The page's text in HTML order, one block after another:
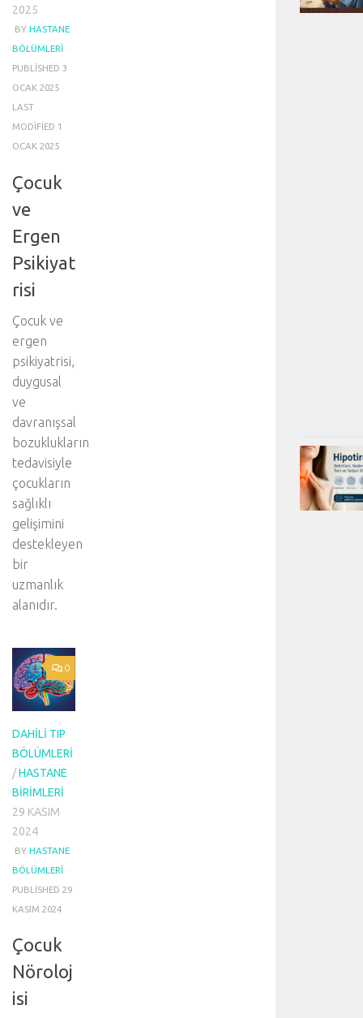
2025
BY HASTANE
BÖLÜMLERI ·
PUBLISHED 3
OCAK 2025 ·
LAST
MODIFIED 1
OCAK 2025
Çocuk
ve
Ergen
Psikiyat
risi
Çocuk ve
ergen
psikiyatrisi,
duygusal
ve
davranışsal
bozuklukların
tedavisiyle
çocukların
sağlıklı
gelişimini
destekleyen
bir
uzmanlık
alanıdır.
0
DAHILI TIP
BÖLÜMLERI
/HASTANE
BIRIMLERI
29 KASIM
2024
BY HASTANE
BÖLÜMLERI ·
PUBLISHED 29
KASIM 2024
Çocuk
Nöroloj
isi